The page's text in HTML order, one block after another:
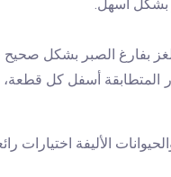
بشكل أسهل.
بفارغ الصبر بشكل صحيح
أسفل كل قطعة،
الأليفة اختيارات